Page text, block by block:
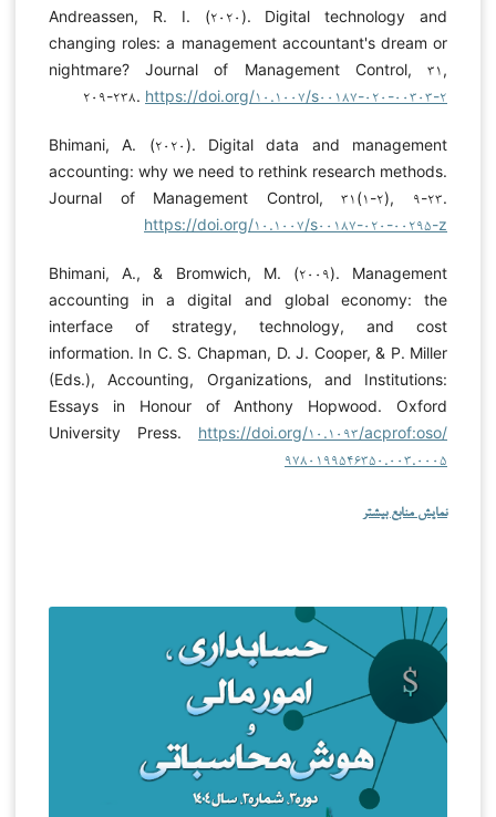
Andreassen, R. I. (۲۰۲۰). Digital technology and
changing roles: a management accountant's dream or
nightmare? Journal of Management Control, ۳۱,
۲۰۹-۲۳۸. https://doi.org/۱۰.۱۰۰۷/s۰۰۱۸۷-۰۲۰-۰۰۳۰۳-۲
Bhimani, A. (۲۰۲۰). Digital data and management
accounting: why we need to rethink research methods.
Journal of Management Control, ۳۱(۱-۲), ۹-۲۳.
https://doi.org/۱۰.۱۰۰۷/s۰۰۱۸۷-۰۲۰-۰۰۲۹۵-z
Bhimani, A., & Bromwich, M. (۲۰۰۹). Management
accounting in a digital and global economy: the
interface of strategy, technology, and cost
information. In C. S. Chapman, D. J. Cooper, & P. Miller
(Eds.), Accounting, Organizations, and Institutions:
Essays in Honour of Anthony Hopwood. Oxford
University Press. https://doi.org/۱۰.۱۰۹۳/acprof:oso/
۹۷۸۰۱۹۹۵۴۶۳۵۰.۰۰۳.۰۰۰۵
نمایش منابع بیشتر